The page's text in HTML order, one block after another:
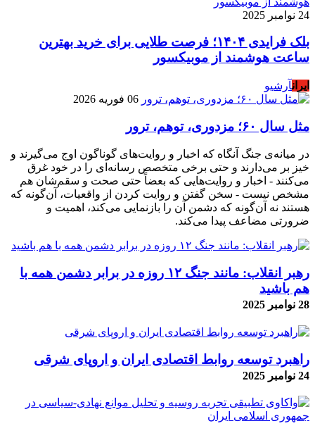
24 نوامبر 2025
بلک فرایدی ۱۴۰۴؛ فرصت طلایی برای خرید بهترین
ساعت هوشمند از موبیکسور
ایرانآرشیو
06 فوریه 2026
مثل سال ۶۰؛ مزدوری، توهم، ترور
در میانه‌ی جنگ آنگاه که اخبار و روایت‌های گوناگون اوج می‌گیرند و
خیز بر می‌دارند و حتی برخی متخصص رسانه‌ای را در خود غرق
می‌کنند - اخبار و روایت‌هایی که بعضاً حتی صحت و سقم‌شان هم
مشخص نیست - سخن گفتن و روایت کردن از واقعیات، آن‌گونه که
هستند نه آن‌گونه که دشمن آن را بازنمایی می‌کند، اهمیت و
ضرورتی مضاعف پیدا می‌کند.
رهبر انقلاب: مانند جنگ ۱۲ روزه در برابر دشمن همه با
هم باشید
28 نوامبر 2025
راهبرد توسعه روابط اقتصادی ایران و اروپای شرقی
24 نوامبر 2025